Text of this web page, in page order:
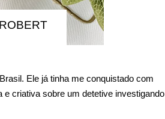
Ele já tinha me conquistado com
criativa sobre um detetive investigando